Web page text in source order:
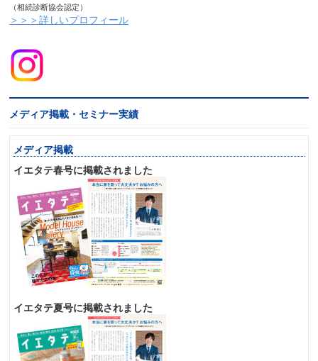
（相続診断協会認定）
＞＞＞詳しいプロフィール
メディア掲載・セミナー実績
メディア掲載
イエタテ春号に掲載されました
イエタテ夏号に掲載されました